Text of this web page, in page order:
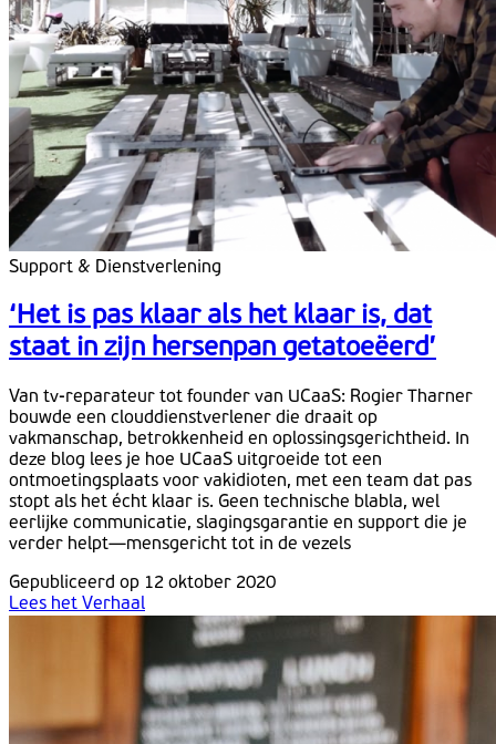
Support & Dienstverlening
‘Het is pas klaar als het klaar is, dat
staat in zijn hersenpan getatoeëerd’
Van tv-reparateur tot founder van UCaaS: Rogier Tharner
bouwde een clouddienstverlener die draait op
vakmanschap, betrokkenheid en oplossingsgerichtheid. In
deze blog lees je hoe UCaaS uitgroeide tot een
ontmoetingsplaats voor vakidioten, met een team dat pas
stopt als het écht klaar is. Geen technische blabla, wel
eerlijke communicatie, slagingsgarantie en support die je
verder helpt—mensgericht tot in de vezels
Gepubliceerd op 12 oktober 2020
Lees het Verhaal